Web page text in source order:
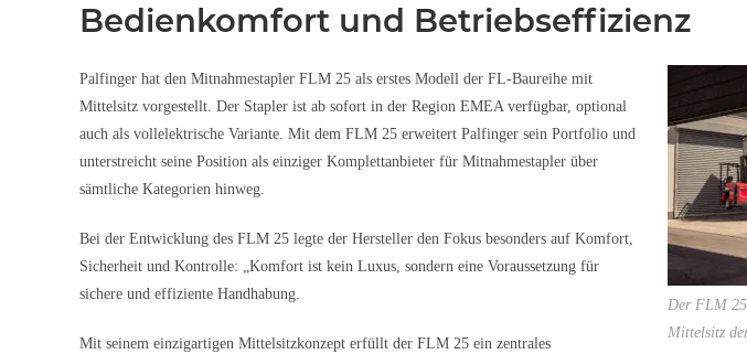
Bedienkomfort und Betriebseffizienz
Der FLM
Mittelsitz
Palfinger hat den Mitnahmestapler FLM 25 als erstes Modell der FL-Baureihe mit
Mittelsitz vorgestellt. Der Stapler ist ab sofort in der Region EMEA verfügbar, optional
auch als vollelektrische Variante. Mit dem FLM 25 erweitert Palfinger sein Portfolio und
unterstreicht seine Position als einziger Komplettanbieter für Mitnahmestapler über
sämtliche Kategorien hinweg.
Bei der Entwicklung des FLM 25 legte der Hersteller den Fokus besonders auf Komfort,
Sicherheit und Kontrolle: „Komfort ist kein Luxus, sondern eine Voraussetzung für
sichere und effiziente Handhabung.
Mit seinem einzigartigen Mittelsitzkonzept erfüllt der FLM 25 ein zentrales